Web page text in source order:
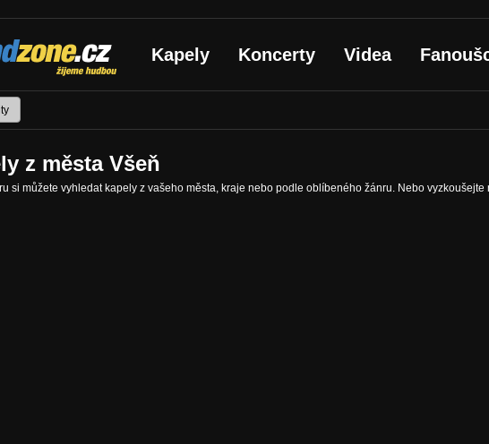
hudbou Kapely Koncerty Videa
z města Všeň
si můžete vyhledat kapely z vašeho města, kraje nebo podle oblíbeného žánru. Nebo vyzkoušejte